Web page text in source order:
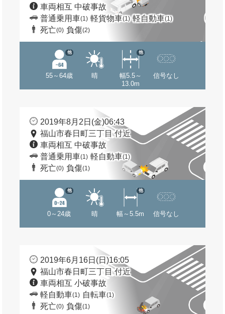
車両相互 中破事故
普通乗用車(1) 軽貨物車(1) 軽自動車(1)
死亡(0) 負傷(2)
55～64歳
他
晴
幅5.5～
13.0m
他
信号なし
2019年8月2日(金)06:43
福山市春日町三丁目 付近
車両相互 中破事故
普通乗用車(1) 軽自動車(1)
死亡(0) 負傷(1)
0～24歳
他
晴 幅～5.5m
他
信号なし
2019年6月16日(日)16:05
福山市春日町三丁目 付近
車両相互 小破事故
軽自動車(1) 自転車(1)
死亡(0) 負傷(1)